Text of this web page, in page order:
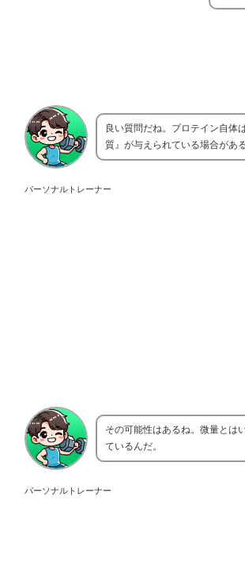
パーソナルトレーナー
良い質問だね。プロテイン自体
質』が与えられている場合があ
パーソナルトレーナー
その可能性はあるね。微量とは
ているんだ。